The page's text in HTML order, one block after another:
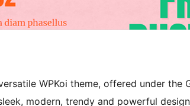
WPKoi theme, offered under
modern, trendy and powerful